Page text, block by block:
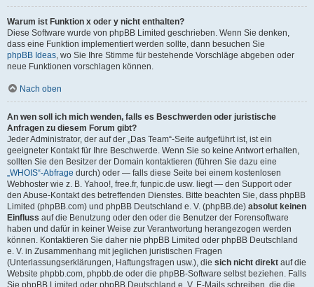
Warum ist Funktion x oder y nicht enthalten?
Diese Software wurde von phpBB Limited geschrieben. Wenn Sie denken,
dass eine Funktion implementiert werden sollte, dann besuchen Sie
phpBB Ideas, wo Sie Ihre Stimme für bestehende Vorschläge abgeben oder
neue Funktionen vorschlagen können.
Nach oben
An wen soll ich mich wenden, falls es Beschwerden oder juristische
Anfragen zu diesem Forum gibt?
Jeder Administrator, der auf der „Das Team“-Seite aufgeführt ist, ist ein
geeigneter Kontakt für Ihre Beschwerde. Wenn Sie so keine Antwort erhalten,
sollten Sie den Besitzer der Domain kontaktieren (führen Sie dazu eine
„WHOIS“-Abfrage durch) oder — falls diese Seite bei einem kostenlosen
Webhoster wie z. B. Yahoo!, free.fr, funpic.de usw. liegt — den Support oder
den Abuse-Kontakt des betreffenden Dienstes. Bitte beachten Sie, dass phpBB
Limited (phpBB.com) und phpBB Deutschland e. V. (phpBB.de) absolut keinen
Einfluss auf die Benutzung oder den oder die Benutzer der Forensoftware
haben und dafür in keiner Weise zur Verantwortung herangezogen werden
können. Kontaktieren Sie daher nie phpBB Limited oder phpBB Deutschland
e. V. in Zusammenhang mit jeglichen juristischen Fragen
(Unterlassungserklärungen, Haftungsfragen usw.), die sich nicht direkt auf die
Website phpbb.com, phpbb.de oder die phpBB-Software selbst beziehen. Falls
Sie phpBB Limited oder phpBB Deutschland e. V. E-Mails schreiben, die die